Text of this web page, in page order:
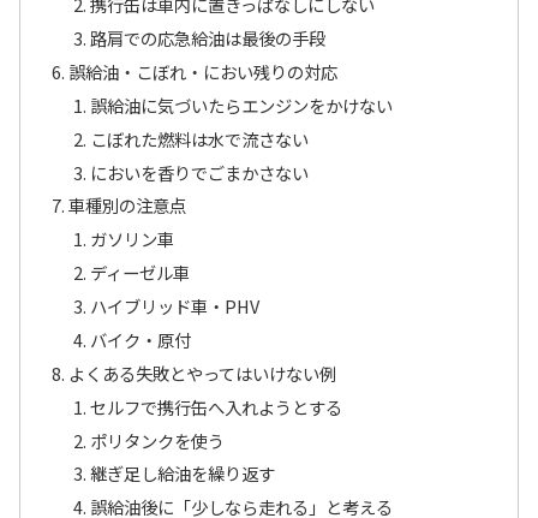
路肩での応急給油は最後の手段
誤給油・こぼれ・におい残りの対応
誤給油に気づいたらエンジンをかけない
こぼれた燃料は水で流さない
においを香りでごまかさない
車種別の注意点
ガソリン車
ディーゼル車
ハイブリッド車・PHV
バイク・原付
よくある失敗とやってはいけない例
セルフで携行缶へ入れようとする
ポリタンクを使う
継ぎ足し給油を繰り返す
誤給油後に「少しなら走れる」と考える